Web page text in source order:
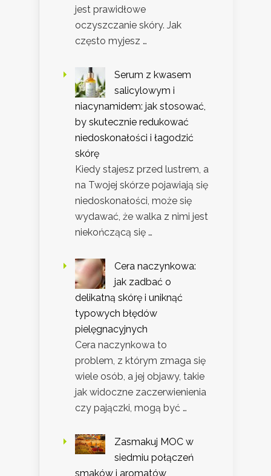
jest prawidłowe
oczyszczanie skóry. Jak
często myjesz …
Serum z kwasem
salicylowym i
niacynamidem: jak stosować,
by skutecznie redukować
niedoskonałości i łagodzić
skórę
Kiedy stajesz przed lustrem, a
na Twojej skórze pojawiają się
niedoskonałości, może się
wydawać, że walka z nimi jest
niekończącą się …
Cera naczynkowa:
jak zadbać o
delikatną skórę i uniknąć
typowych błędów
pielęgnacyjnych
Cera naczynkowa to
problem, z którym zmaga się
wiele osób, a jej objawy, takie
jak widoczne zaczerwienienia
czy pajączki, mogą być …
Zasmakuj MOC w
siedmiu połączeń
smaków i aromatów